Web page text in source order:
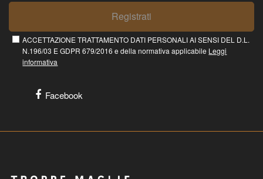
Registrati
ACCETTAZIONE TRATTAMENTO DATI PERSONALI AI SENSI DEL D.L.
N.196/03 E GDPR 679/2016 e della normativa applicabile Leggi
informativa
Facebook